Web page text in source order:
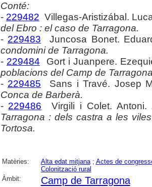
Conté:
- 229482 Villegas-Aristizábal.
del Ebro : el caso de Tarragona.
- 229483 Juncosa Bonet.
condomini de Tarragona.
- 229484 Gort i Juanpere.
poblacions del Camp de
- 229485 Sans i Travé. Josep
Conca de Barberà.
- 229486 Virgili i Colet. Antoni.
Tarragona : dels castra a les
Tortosa.
Matèries: Alta edat mitjana; Actes de
Colonització rural
Àmbit:
Camp de Tarragona